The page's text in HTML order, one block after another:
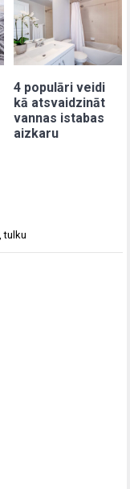
4 populāri veidi
kā atsvaidzināt
vannas istabas
aizkaru
,tulku